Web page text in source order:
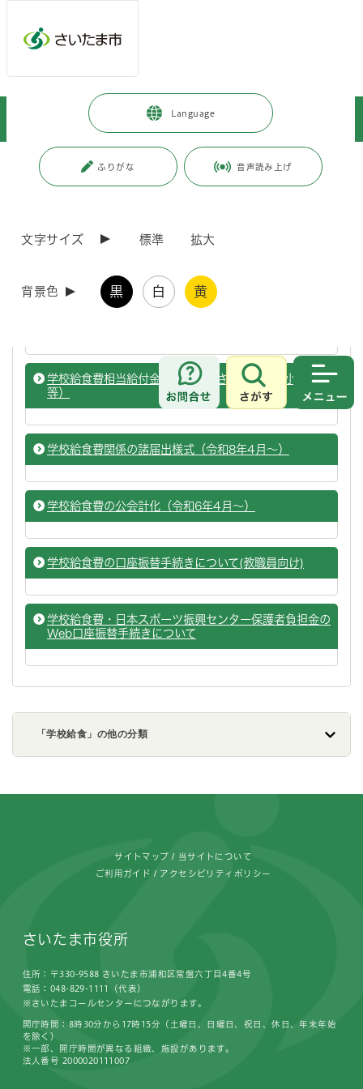
Language
ふりがな 音声読み上げ
文字サイズ 標準 拡大
背景色 黒 白 黄
お問合せ
さがす
子育て・教育 > 教育 > 学校給食
学校給食費の公会計化
ページ番号：J006723
学校給食費相当給付金について（さいたま市立小学校
等）
学校給食費関係の諸届出様式（令和8年4月～）
学校給食費の公会計化（令和6年4月～）
学校給食費の口座振替手続きについて(教職員向け)
学校給食費・日本スポーツ振興センター保護者負担金の
Web口座振替手続きについて
「学校給食」の他の分類
サイトマップ 当サイトについて
ご利用ガイド アクセシビリティポリシー
さいたま市役所
住所：〒330-9588 さいたま市浦和区常盤六丁目4番4号
電話：048-829-1111（代表）
※さいたまコールセンターにつながります。
開庁時間：8時30分から17時15分（土曜日、日曜日、祝日、休日、年末年始
を除く）
※一部、開庁時間が異なる組織、施設があります。
法人番号 2000020111007